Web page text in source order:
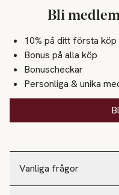
Vanliga frågor
Bli
10% på ditt första
Bonus på alla köp
Bonuscheckar
Personliga & unika